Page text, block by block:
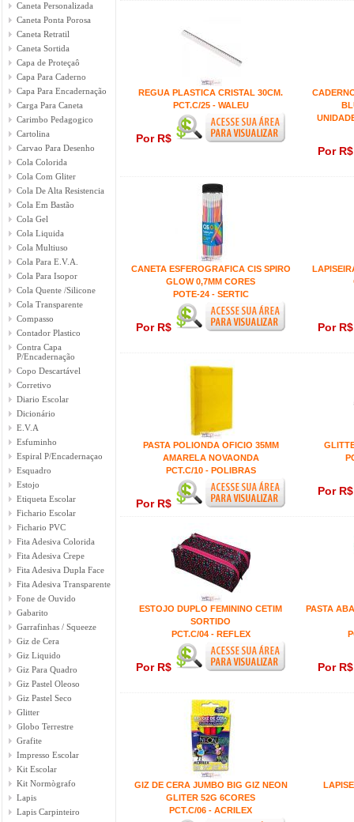
Caneta Personalizada
Caneta Ponta Porosa
Caneta Retratil
Caneta Sortida
Capa de Proteçaô
Capa Para Caderno
Capa Para Encadernação
Carga Para Caneta
Carimbo Pedagogico
Cartolina
Carvao Para Desenho
Cola Colorida
Cola Com Gliter
Cola De Alta Resistencia
Cola Em Bastão
Cola Gel
Cola Liquida
Cola Multiuso
Cola Para E.V.A.
Cola Para Isopor
Cola Quente /Silicone
Cola Transparente
Compasso
Contador Plastico
Contra Capa
P/Encadernação
Copo Descartável
Corretivo
Diario Escolar
Dicionário
E.V.A
Esfuminho
Espiral P/Encadernaçao
Esquadro
Estojo
Etiqueta Escolar
Fichario Escolar
Fichario PVC
Fita Adesiva Colorida
Fita Adesiva Crepe
Fita Adesiva Dupla Face
Fita Adesiva Transparente
Fone de Ouvido
Gabarito
Garrafinhas / Squeeze
Giz de Cera
Giz Liquido
Giz Para Quadro
Giz Pastel Oleoso
Giz Pastel Seco
Glitter
Globo Terrestre
Grafite
Impresso Escolar
Kit Escolar
Kit Normògrafo
Lapis
Lapis Carpinteiro
REGUA PLASTICA CRISTAL 30CM.
PCT.C/25 - WALEU
Por R$
Por
CANETA ESFEROGRAFICA CIS SPIRO
GLOW 0,7MM CORES
POTE-24 - SERTIC
Por R$ Por
PASTA POLIONDA OFICIO 35MM
AMARELA NOVAONDA
PCT.C/10 - POLIBRAS
Por R$
Por
ESTOJO DUPLO FEMININO CETIM
SORTIDO
PCT.C/04 - REFLEX
Por R$
PASTA
Por
GIZ DE CERA JUMBO BIG GIZ NEON
GLITER 52G 6CORES
PCT.C/06 - ACRILEX